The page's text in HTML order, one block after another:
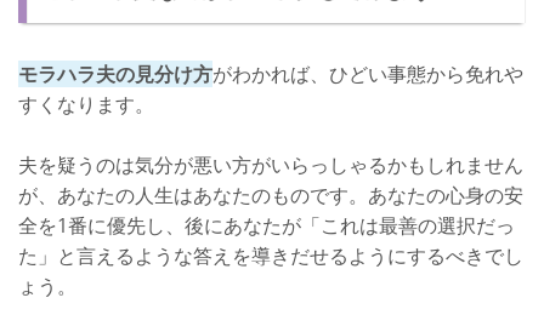
モラハラ夫の見分け方がわかれば、ひどい事態から免れや
すくなります。
夫を疑うのは気分が悪い方がいらっしゃるかもしれません
が、あなたの人生はあなたのものです。あなたの心身の安
全を1番に優先し、後にあなたが「これは最善の選択だっ
た」と言えるような答えを導きだせるようにするべきでし
ょう。